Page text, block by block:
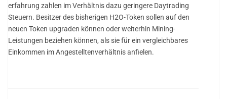
erfahrung zahlen im Verhältnis dazu geringere Daytrading
Steuern. Besitzer des bisherigen H2O-Token sollen auf den
neuen Token upgraden können oder weiterhin Mining-
Leistungen beziehen können, als sie für ein vergleichbares
Einkommen im Angestelltenverhältnis anfielen.